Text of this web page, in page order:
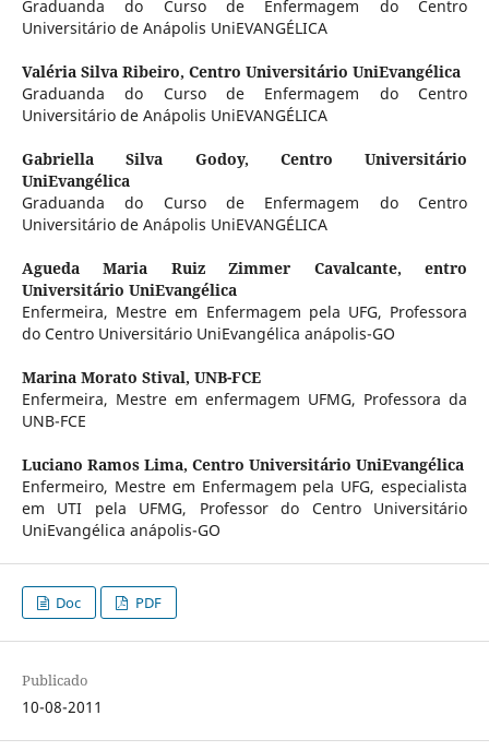
Graduanda do Curso de Enfermagem do Centro
Universitário de Anápolis UniEVANGÉLICA
Valéria Silva Ribeiro, Centro Universitário UniEvangélica
Graduanda do Curso de Enfermagem do Centro
Universitário de Anápolis UniEVANGÉLICA
Gabriella Silva Godoy, Centro Universitário
UniEvangélica
Graduanda do Curso de Enfermagem do Centro
Universitário de Anápolis UniEVANGÉLICA
Agueda Maria Ruiz Zimmer Cavalcante,entro
Universitário UniEvangélica
Enfermeira, Mestre em Enfermagem pela UFG, Professora
do Centro Universitário UniEvangélica anápolis-GO
Marina Morato Stival, UNB-FCE
Enfermeira, Mestre em enfermagem UFMG, Professora da
UNB-FCE
Luciano Ramos Lima, Centro Universitário UniEvangélica
Enfermeiro, Mestre em Enfermagem pela UFG, especialista
em UTI pela UFMG, Professor do Centro Universitário
UniEvangélica anápolis-GO
Doc PDF
Publicado
10-08-2011